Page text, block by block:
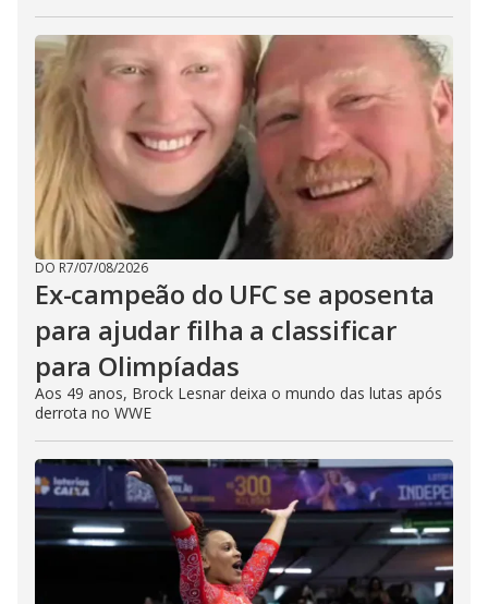
DO R7/07/08/2026
Ex-campeão do UFC se aposenta
para ajudar filha a classificar
para Olimpíadas
Aos 49 anos, Brock Lesnar deixa o mundo das lutas após
derrota no WWE